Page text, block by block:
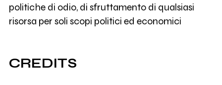
politiche di odio, di sfruttamento di qualsiasi
risorsa per soli scopi politici ed economici
CREDITS